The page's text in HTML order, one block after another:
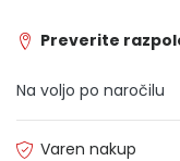
Preverite
Na voljo po naročilu
Varen nakup